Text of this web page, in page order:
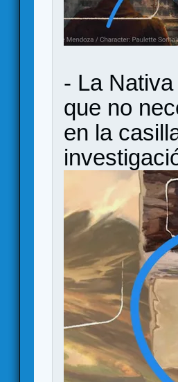
- La
que no
en la